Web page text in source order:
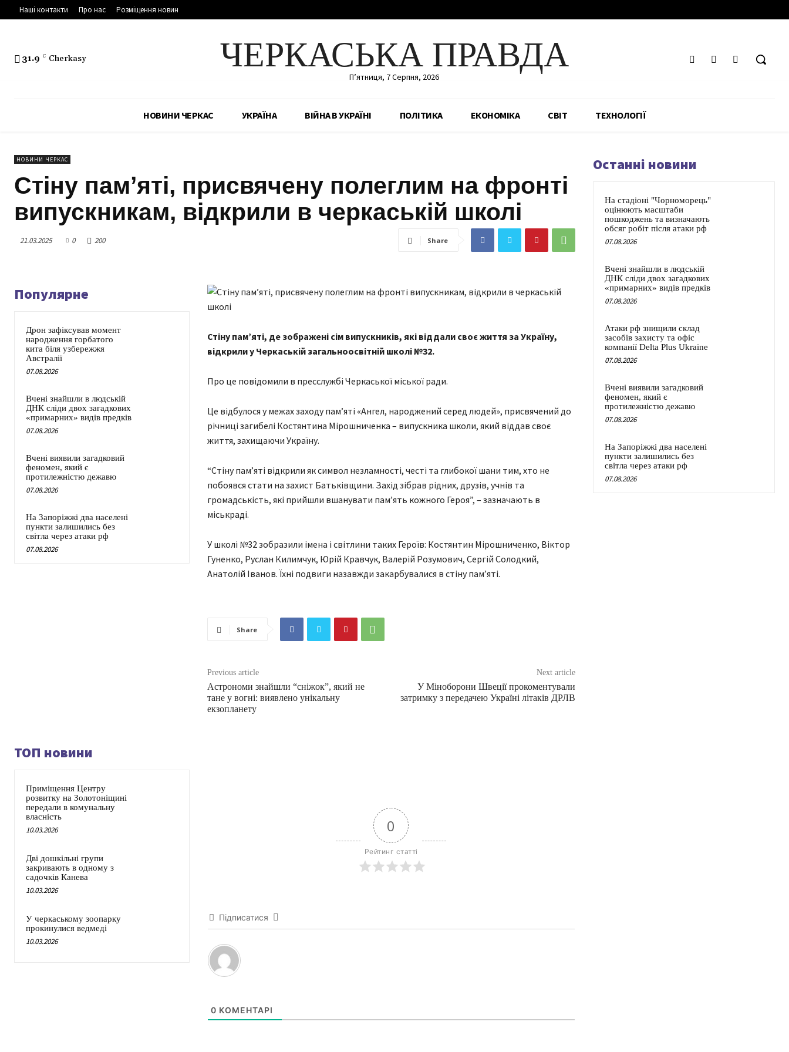
Наші контакти Про нас Розміщення новин
31.9 C Cherkasy ЧЕРКАСЬКА ПРАВДА
П’ятниця, 7 Серпня, 2026
НОВИНИ ЧЕРКАС УКРАЇНА ВІЙНА В УКРАЇНІ ПОЛІТИКА ЕКОНОМІКА СВІТ ТЕХНОЛОГІЇ
НОВИНИ ЧЕРКАС
Стіну памʼяті, присвячену полеглим на фронті
випускникам, відкрили в черкаській школі
21.03.2025 0 200 Share
Популярне
Дрон зафіксував момент
народження горбатого
кита біля узбережжя
Австралії
07.08.2026
Вчені знайшли в людській
ДНК сліди двох загадкових
«примарних» видів предків
07.08.2026
Вчені виявили загадковий
феномен, який є
протилежністю дежавю
07.08.2026
На Запоріжжі два населені
пункти залишились без
світла через атаки рф
07.08.2026
Стіну пам’яті, де зображені сім випускників, які віддали своє життя за Україну,
відкрили у Черкаській загальноосвітній школі №32.
Про це повідомили в пресслужбі Черкаської міської ради.
Це відбулося у межах заходу пам’яті «Ангел, народжений серед людей», присвячений до
річниці загибелі Костянтина Мірошниченка – випускника школи, який віддав своє
життя, захищаючи Україну.
“Стіну памʼяті відкрили як символ незламності, честі та глибокої шани тим, хто не
побоявся стати на захист Батьківщини. Захід зібрав рідних, друзів, учнів та
громадськість, які прийшли вшанувати пам’ять кожного Героя”, – зазначають в
міськраді.
У школі №32 зобразили імена і світлини таких Героїв: Костянтин Мірошниченко, Віктор
Гуненко, Руслан Килимчук, Юрій Кравчук, Валерій Розумович, Сергій Солодкий,
Анатолій Іванов. Їхні подвиги назавжди закарбувалися в стіну памʼяті.
Share
Previous article
Астрономи знайшли “сніжок”, який не
тане у вогні: виявлено унікальну
екзопланету
Next article
У Міноборони Швеції прокоментували
затримку з передачею Україні літаків ДРЛВ
ТОП новини
Приміщення Центру
розвитку на Золотоніщині
передали в комунальну
власність
10.03.2026
Дві дошкільні групи
закривають в одному з
садочків Канева
10.03.2026
У черкаському зоопарку
прокинулися ведмеді
10.03.2026
0
Рейтинг статті
Підписатися
0 КОМЕНТАРІ
Останні новини
На стадіоні "Чорноморець"
оцінюють масштаби
пошкоджень та визначають
обсяг робіт після атаки рф
07.08.2026
Вчені знайшли в людській
ДНК сліди двох загадкових
«примарних» видів предків
07.08.2026
Атаки рф знищили склад
засобів захисту та офіс
компанії Delta Plus Ukraine
07.08.2026
Вчені виявили загадковий
феномен, який є
протилежністю дежавю
07.08.2026
На Запоріжжі два населені
пункти залишились без
світла через атаки рф
07.08.2026